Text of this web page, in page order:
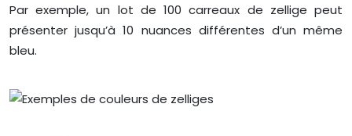
Par exemple, un lot de 100 carreaux de zellige peut
présenter jusqu’à 10 nuances différentes d’un même
bleu.